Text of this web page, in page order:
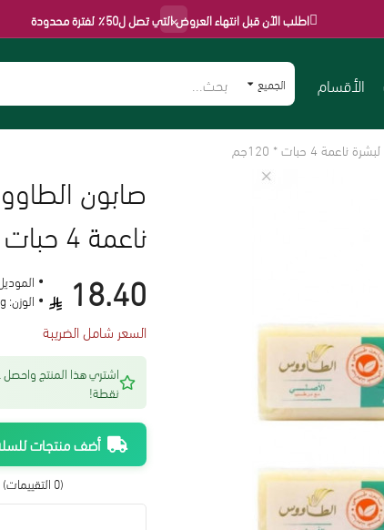
اطلب الآن قبل انتهاء العروض التي تصل ل50٪ لفترة محدودة
×
الأقسام الجميع
4 حبات * 120جم
صابون
ناعمة 4 حبات * 120جم
(0 التقييمات)
18.40
السعر شامل الضريبة
الوزن:
نقطة!
أضف منتجات للسلة بقيمة 300 ريال